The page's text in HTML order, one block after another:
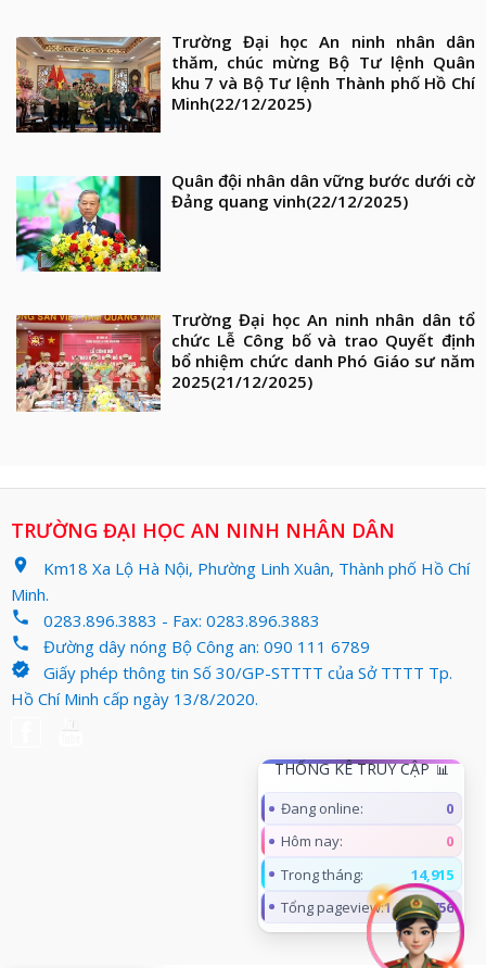
Trường Đại học An ninh nhân dân
thăm, chúc mừng Bộ Tư lệnh Quân
khu 7 và Bộ Tư lệnh Thành phố Hồ Chí
Minh(22/12/2025)
Quân đội nhân dân vững bước dưới cờ
Đảng quang vinh(22/12/2025)
Trường Đại học An ninh nhân dân tổ
chức Lễ Công bố và trao Quyết định
bổ nhiệm chức danh Phó Giáo sư năm
2025(21/12/2025)
TRƯỜNG ĐẠI HỌC AN NINH NHÂN DÂN
location_on
Km18 Xa Lộ Hà Nội, Phường Linh Xuân, Thành phố Hồ Chí
Minh.
phone 0283.896.3883 - Fax: 0283.896.3883
phone Đường dây nóng Bộ Công an: 090 111 6789
verified
Giấy phép thông tin Số 30/GP-STTTT của Sở TTTT Tp.
Hồ Chí Minh cấp ngày 13/8/2020.
THỐNG KÊ TRUY CẬP
Đang online:
0
Hôm nay:
0
Trong tháng:
14,915
Tổng pageview:14,965,756